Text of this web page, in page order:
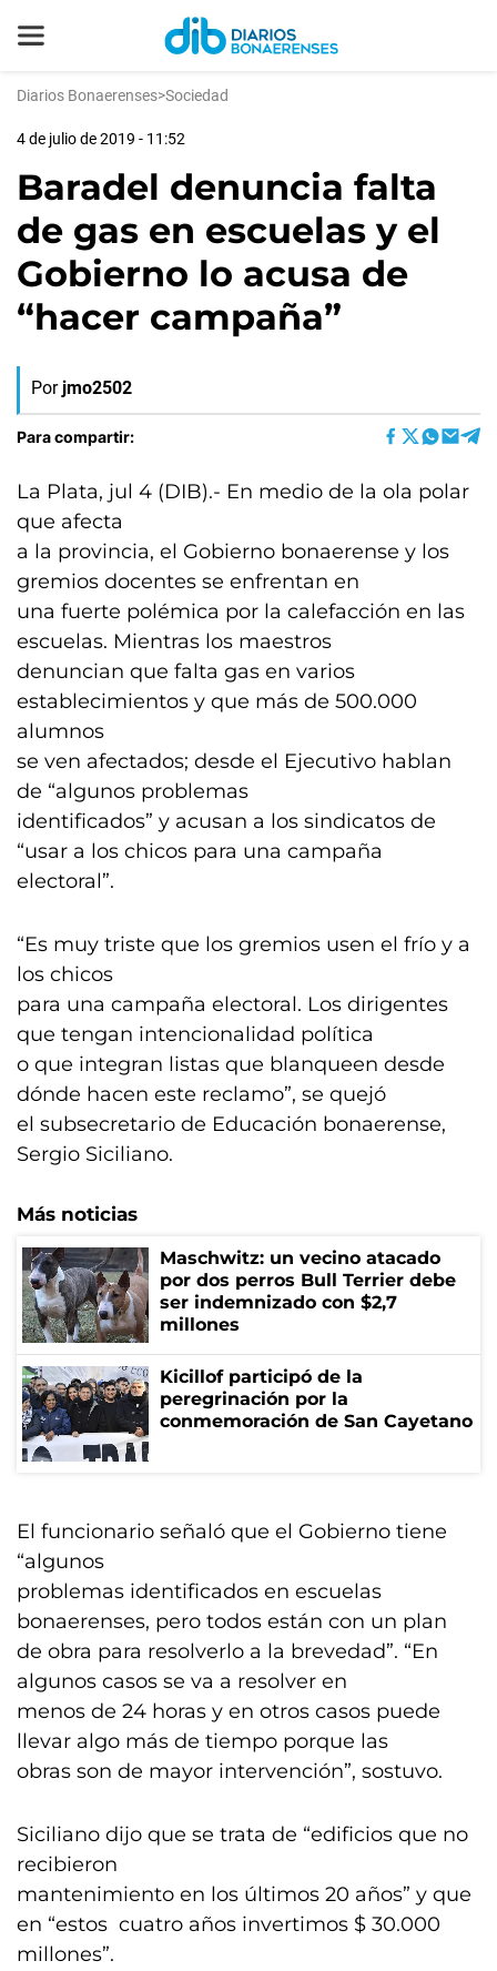
Diarios Bonaerenses>Sociedad
4 de julio de 2019 - 11:52
Baradel denuncia falta
de gas en escuelas y el
Gobierno lo acusa de
“hacer campaña”
Por jmo2502
Para compartir:
La Plata, jul 4 (DIB).- En medio de la ola polar
que afecta
a la provincia, el Gobierno bonaerense y los
gremios docentes se enfrentan en
una fuerte polémica por la calefacción en las
escuelas. Mientras los maestros
denuncian que falta gas en varios
establecimientos y que más de 500.000
alumnos
se ven afectados; desde el Ejecutivo hablan
de “algunos problemas
identificados” y acusan a los sindicatos de
“usar a los chicos para una campaña
electoral”.
“Es muy triste que los gremios usen el frío y a
los chicos
para una campaña electoral. Los dirigentes
que tengan intencionalidad política
o que integran listas que blanqueen desde
dónde hacen este reclamo”, se quejó
el subsecretario de Educación bonaerense,
Sergio Siciliano.
Más noticias
Maschwitz: un vecino atacado
por dos perros Bull Terrier debe
ser indemnizado con $2,7
millones
Kicillof participó de la
peregrinación por la
conmemoración de San Cayetano
El funcionario señaló que el Gobierno tiene
“algunos
problemas identificados en escuelas
bonaerenses, pero todos están con un plan
de obra para resolverlo a la brevedad”. “En
algunos casos se va a resolver en
menos de 24 horas y en otros casos puede
llevar algo más de tiempo porque las
obras son de mayor intervención”, sostuvo.
Siciliano dijo que se trata de “edificios que no
recibieron
mantenimiento en los últimos 20 años” y que
en “estos cuatro años invertimos $ 30.000
millones”.